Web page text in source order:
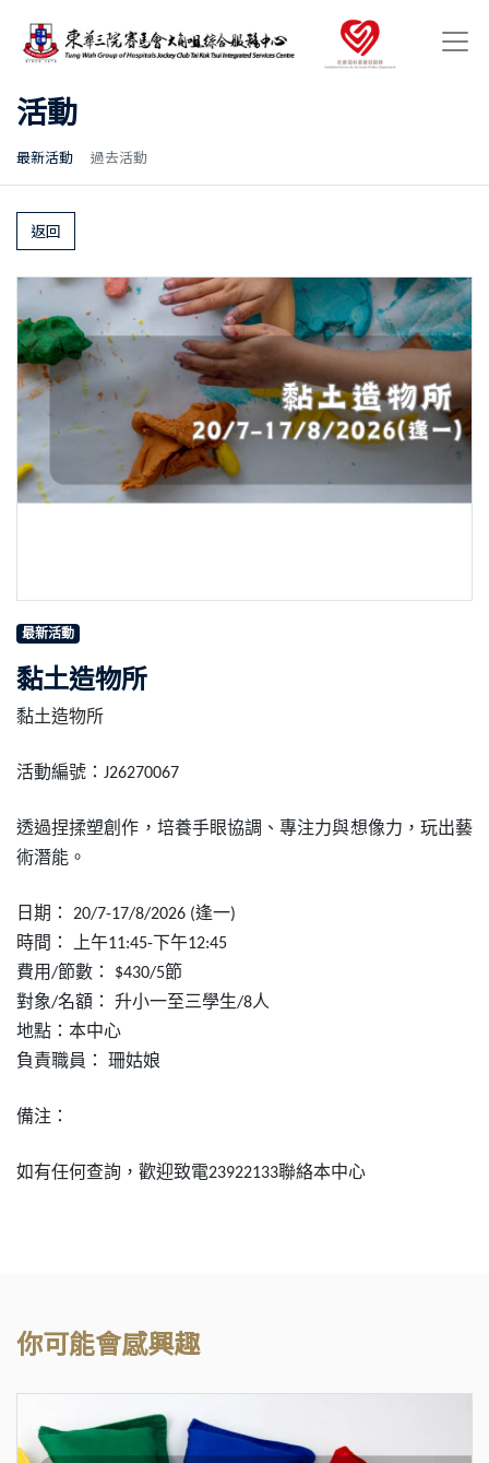
活動
最新活動 過去活動
返回
最新活動
黏土造物所
黏土造物所
活動編號： J26270067
透過捏揉塑創作，培養手眼協調、專注力與想像力，玩出藝
術潛能。
日期： 20/7-17/8/2026 (逢一)
時間： 上午11:45- 下午12:45
費用/節數： $430/5節
對象/名額： 升小一至三學⽣/8人
地點：本中心
負責職員：
珊姑娘
備注：
如有任何查詢，歡迎致電23922133聯絡本中心
你可能會感興趣